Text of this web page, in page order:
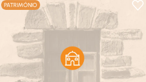
PATRIMÓNIO